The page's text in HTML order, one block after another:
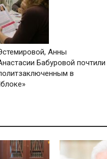
Анны
Бабуровой почтили
в